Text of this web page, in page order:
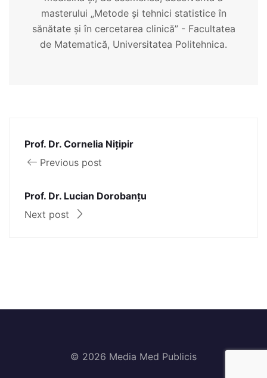
masterului „Metode şi tehnici statistice în
sănătate şi în cercetarea clinică” - Facultatea
de Matematică, Universitatea Politehnica.
Prof. Dr. Cornelia Nițipir
Previous post
Prof. Dr. Lucian Dorobanțu
Next post
© 2026 Media Med Publicis